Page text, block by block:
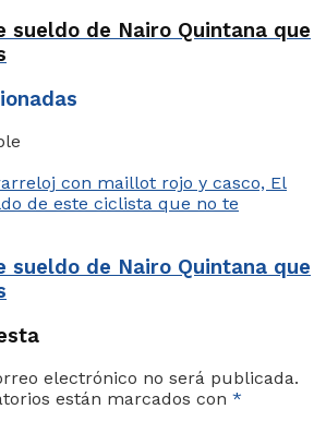
sueldo de Nairo Quintana que
sueldo de Nairo Quintana que
electrónico no será publicada.
están marcados con *